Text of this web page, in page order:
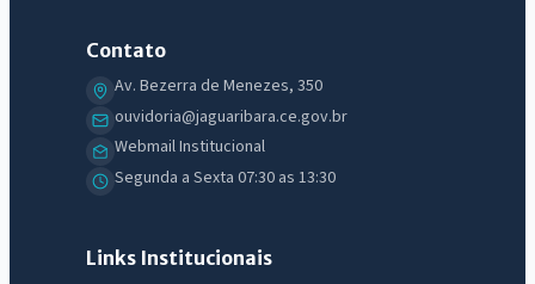
Contato
Av. Bezerra de Menezes, 350
ouvidoria@jaguaribara.ce.gov.br
Webmail Institucional
Segunda a Sexta 07:30 as 13:30
Links Institucionais